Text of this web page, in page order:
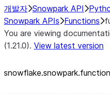
개발자 Snowpark API
Snowpark APIs Functions
You are viewing
(1.21.0). View latest version